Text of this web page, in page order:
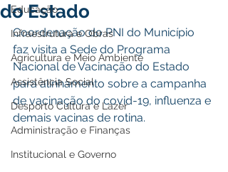
Educação
Infraestrutura e Obras
Agricultura e Meio Ambiente
Assistência Social
Desporto Cultura e Lazer
Administração e Finanças
Institucional e Governo
do Estado
Coordenação do PNI do Município
faz visita a Sede do Programa
Nacional de Vacinação do Estado
para alinhamento sobre a campanha
de vacinação do covid-19, influenza e
demais vacinas de rotina.